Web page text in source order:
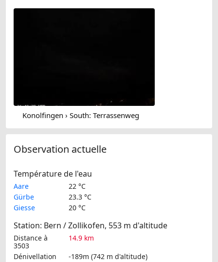
Konolfingen › South: Terrassenweg
Observation actuelle
Température de l'eau
Aare
22 °C
Gürbe
23.3 °C
Giesse
20 °C
Station: Bern / Zollikofen, 553 m d'altitude
Distance à
3503
14.9 km
Dénivellation
-189m (742 m d'altitude)